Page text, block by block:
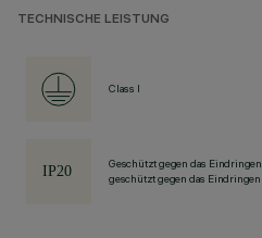
TECHNISCHE LEISTUNG
Class I
Geschützt gegen das
geschützt gegen das